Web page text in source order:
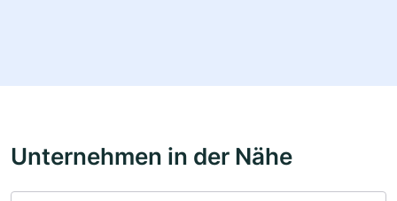
Unternehmen in der Nähe